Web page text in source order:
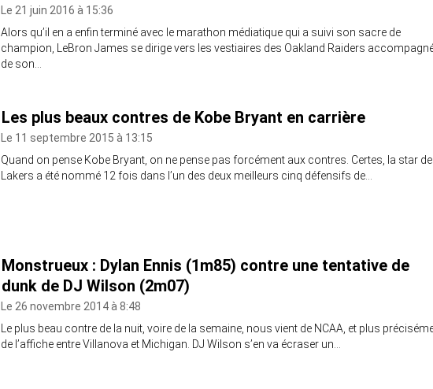
Le 21 juin 2016 à 15:36
Alors qu’il en a enfin terminé avec le marathon médiatique qui a suivi son sacre de
champion, LeBron James se dirige vers les vestiaires des Oakland Raiders
de son…
Les plus beaux contres de Kobe Bryant en carrière
Le 11 septembre 2015 à 13:15
Quand on pense Kobe Bryant, on ne pense pas forcément aux contres. Certes, la star
Lakers a été nommé 12 fois dans l’un des deux meilleurs cinq défensifs de…
Monstrueux : Dylan Ennis (1m85) contre une tentative de
dunk de DJ Wilson (2m07)
Le 26 novembre 2014 à 8:48
Le plus beau contre de la nuit, voire de la semaine, nous vient de NCAA, et plus
de l’affiche entre Villanova et Michigan. DJ Wilson s’en va écraser un…